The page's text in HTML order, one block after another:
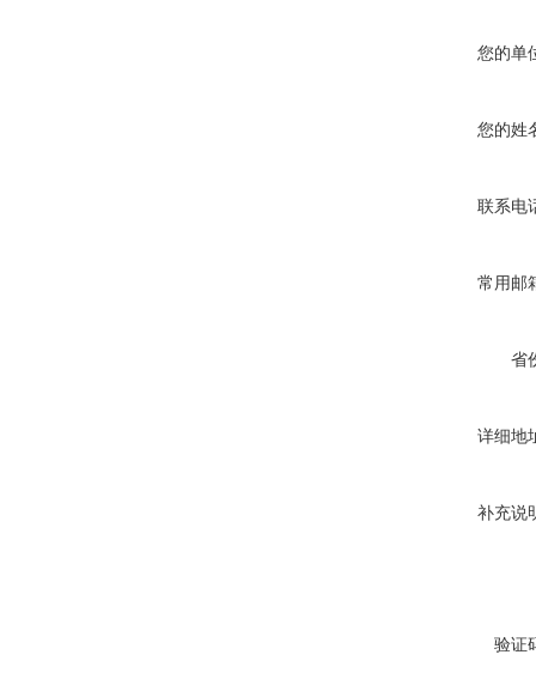
您的单
您的姓
联系电
常用邮
省
详细地
补充说
验证